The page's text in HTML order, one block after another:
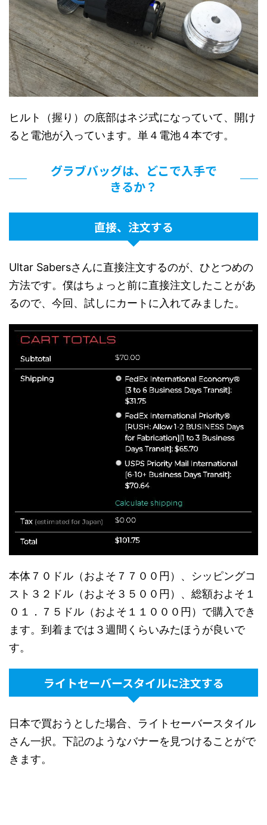
ヒルト（握り）の底部はネジ式になっていて、開け
ると電池が入っています。単４電池４本です。
グラブバッグは、どこで入手で
きるか？
直接、注文する
Ultar Sabersさんに直接注文するのが、ひとつめの
方法です。僕はちょっと前に直接注文したことがあ
るので、今回、試しにカートに入れてみました。
本体７０ドル（およそ７７００円）、シッピングコ
スト３２ドル（およそ３５００円）、総額およそ１
０１．７５ドル（およそ１１０００円）で購入でき
ます。到着までは３週間くらいみたほうが良いで
す。
ライトセーバースタイルに注文する
日本で買おうとした場合、ライトセーバースタイル
さん一択。下記のようなバナーを見つけることがで
きます。